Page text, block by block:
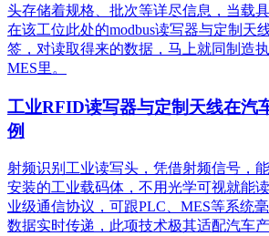
头存储着规格、批次等详尽信息，当载
在该工位此处的modbus读写器与定制天
签，对读取得来的数据，马上就同制造
MES里。
工业RFID读写器与定制天线在汽
例
射频识别工业读写头，凭借射频信号，
安装的工业载码体，不用光学可视就能
业级通信协议，可跟PLC、MES等系统
数据实时传递，此项技术极其适配汽车